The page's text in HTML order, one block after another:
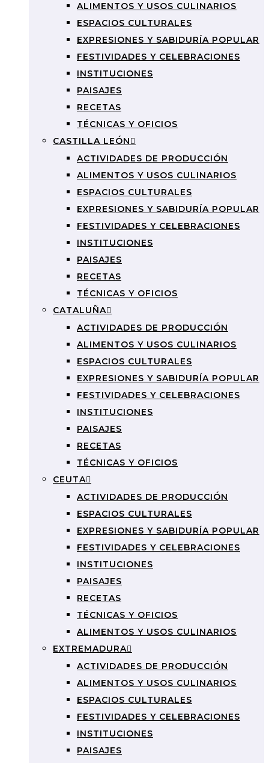
ALIMENTOS Y USOS CULINARIOS
ESPACIOS CULTURALES
EXPRESIONES Y SABIDURÍA POPULAR
FESTIVIDADES Y CELEBRACIONES
INSTITUCIONES
PAISAJES
RECETAS
TÉCNICAS Y OFICIOS
CASTILLA LEÓN
ACTIVIDADES DE PRODUCCIÓN
ALIMENTOS Y USOS CULINARIOS
ESPACIOS CULTURALES
EXPRESIONES Y SABIDURÍA POPULAR
FESTIVIDADES Y CELEBRACIONES
INSTITUCIONES
PAISAJES
RECETAS
TÉCNICAS Y OFICIOS
CATALUÑA
ACTIVIDADES DE PRODUCCIÓN
ALIMENTOS Y USOS CULINARIOS
ESPACIOS CULTURALES
EXPRESIONES Y SABIDURÍA POPULAR
FESTIVIDADES Y CELEBRACIONES
INSTITUCIONES
PAISAJES
RECETAS
TÉCNICAS Y OFICIOS
CEUTA
ACTIVIDADES DE PRODUCCIÓN
ESPACIOS CULTURALES
EXPRESIONES Y SABIDURÍA POPULAR
FESTIVIDADES Y CELEBRACIONES
INSTITUCIONES
PAISAJES
RECETAS
TÉCNICAS Y OFICIOS
ALIMENTOS Y USOS CULINARIOS
EXTREMADURA
ACTIVIDADES DE PRODUCCIÓN
ALIMENTOS Y USOS CULINARIOS
ESPACIOS CULTURALES
FESTIVIDADES Y CELEBRACIONES
INSTITUCIONES
PAISAJES